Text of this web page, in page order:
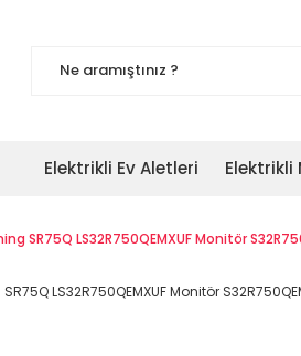
Elektrikli Ev Aletleri
SR75Q LS32R750QEMXUF Monitör